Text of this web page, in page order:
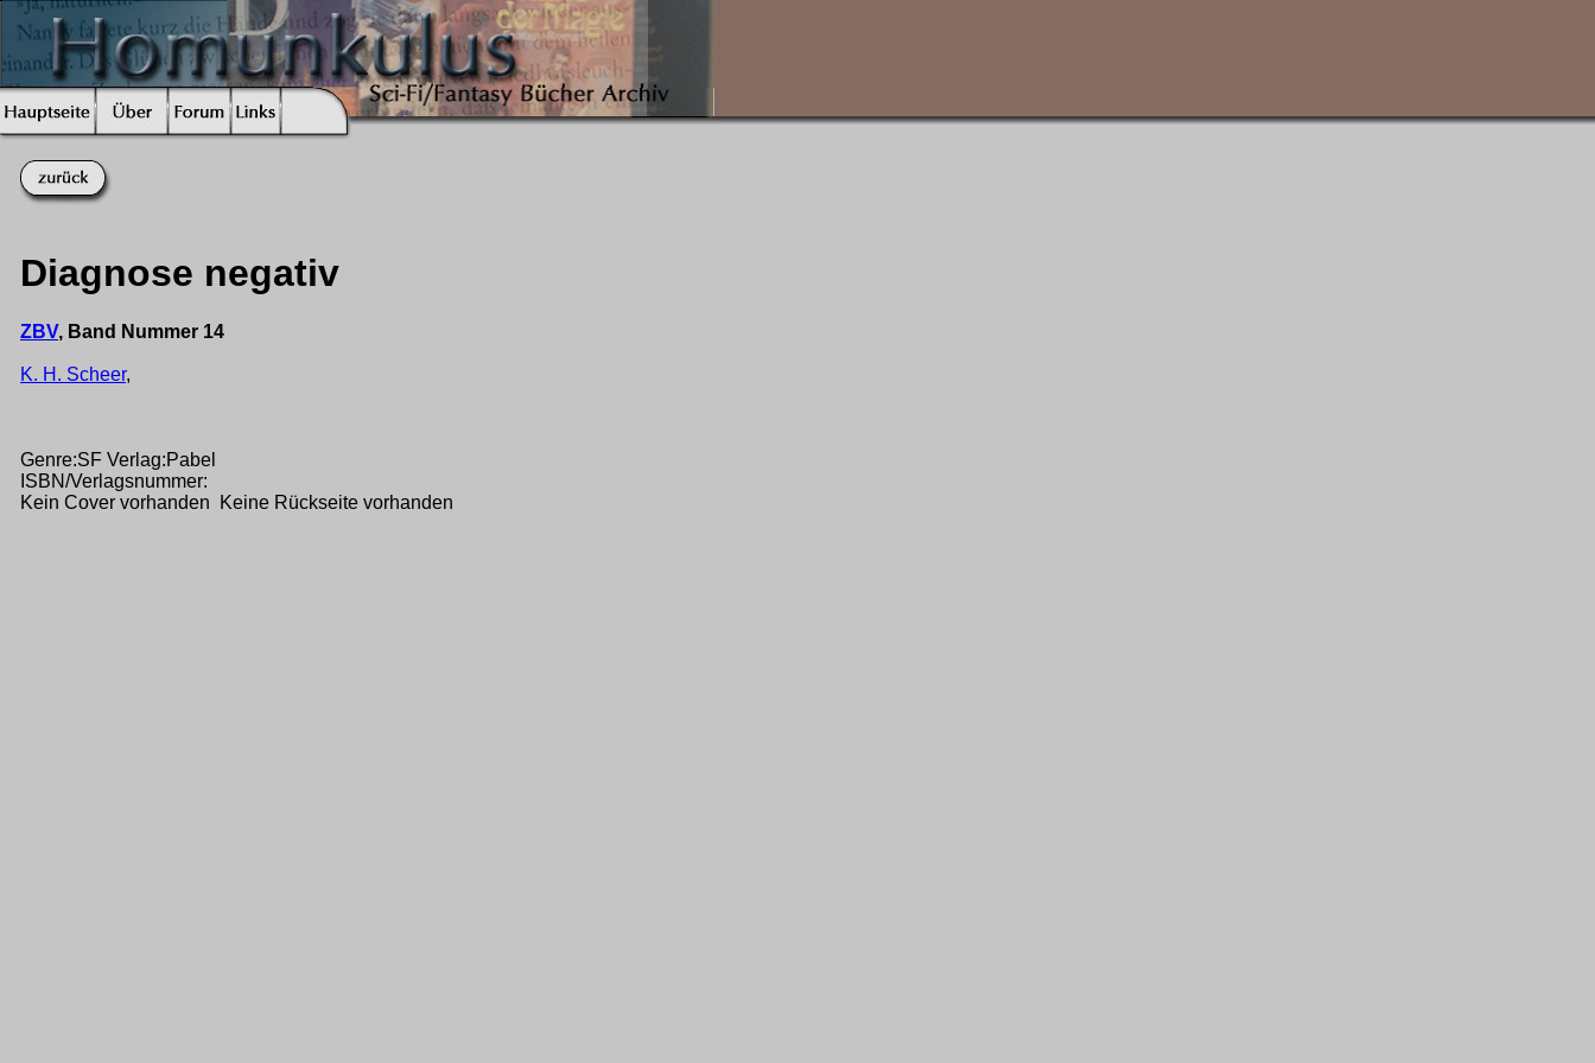
Diagnose negativ
ZBV, Band Nummer 14
K. H. Scheer,
Genre:SF Verlag:Pabel
ISBN/Verlagsnummer:
Kein Cover vorhanden Keine Rückseite vorhanden